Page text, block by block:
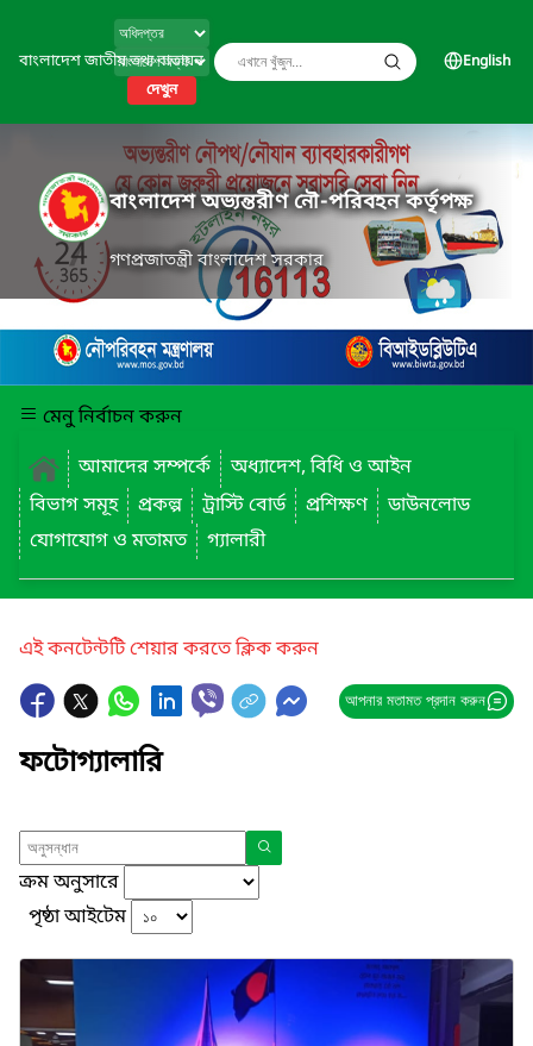
বাংলাদেশ জাতীয় তথ্য বাতায়ন
দেখুন
English
বাংলাদেশ অভ্যন্তরীণ নৌ-পরিবহন কর্তৃপক্ষ
গণপ্রজাতন্ত্রী বাংলাদেশ সরকার
মেনু নির্বাচন করুন
আমাদের সম্পর্কে
অধ্যাদেশ, বিধি ও আইন
বিভাগ সমূহ
প্রকল্প ট্রাস্টি বোর্ড প্রশিক্ষণ
ডাউনলোড
যোগাযোগ ও মতামত
গ্যালারী
এই কনটেন্টটি শেয়ার করতে ক্লিক করুন
আপনার মতামত প্রদান করুন
ফটোগ্যালারি
ক্রম অনুসারে
পৃষ্ঠা আইটেম